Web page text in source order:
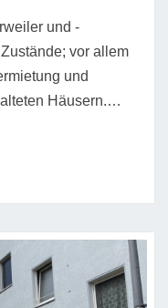
und -
vor allem
und
Häusern.…